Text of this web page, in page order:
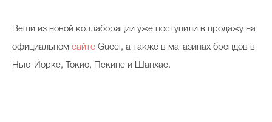
Вещи из новой коллаборации уже поступили в продажу на
официальном сайте Gucci, а также в магазинах брендов в
Нью-Йорке, Токио, Пекине и Шанхае.